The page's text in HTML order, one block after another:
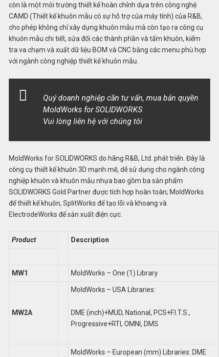
còn là một môi trường thiết kế hoàn chỉnh dựa trên công nghệ
CAMD (Thiết kế khuôn mẫu có sự hỗ trợ của máy tính) của R&B,
cho phép không chỉ xây dựng khuôn mẫu mà còn tạo ra công cụ
khuôn mẫu chi tiết, sửa đổi các thành phần và tấm khuôn, kiểm
tra va chạm và xuất dữ liệu BOM và CNC bằng các menu phù hợp
với ngành công nghiệp thiết kế khuôn mẫu.
Quý doanh nghiệp cần tư vấn, mua bản quyền
MoldWorks for SOLIDWORKS
Vui lòng liên hệ với chúng tôi
MoldWorks for SOLIDWORKS do hãng R&B, Ltd. phát triển. Đây là
công cụ thiết kế khuôn 3D mạnh mẽ, dễ sử dụng cho ngành công
nghiệp khuôn và khuôn mẫu nhựa bao gồm ba sản phẩm
SOLIDWORKS Gold Partner được tích hợp hoàn toàn; MoldWorks
để thiết kế khuôn, SplitWorks để tạo lõi và khoang và
ElectrodeWorks để sản xuất điện cực.
Product Description
MW1 MoldWorks – One (1) Library
MW2A
MoldWorks – USA Libraries:
DME (inch)+MUD, National, PCS+F.I.T.S.,
Progressive+RTI, OMNI, DMS
MoldWorks – European (mm) Libraries: DME